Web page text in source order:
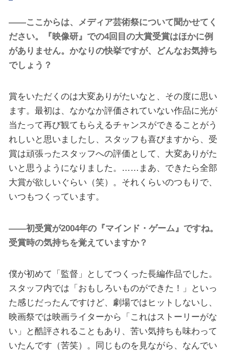
――ここからは、メディア芸術祭について聞かせてく
ださい。『映像研』での4回目の大賞受賞はほかに例
がありません。かなりの快挙ですが、どんなお気持ち
でしょう？
賞をいただくのは大変ありがたいなと、その度に思い
ます。最初は、なかなか評価されていない作品に光が
当たって再び観てもらえるチャンスができることがう
れしいと思いましたし、スタッフも喜びますから、受
賞は頑張ったスタッフへの評価として、大変ありがた
いと思うようになりました。……まあ、できたら全部
大賞が欲しいぐらい（笑）。それくらいのつもりで、
いつもつくっています。
――初受賞が2004年の『マインド・ゲーム』ですね。
受賞時の気持ちを覚えていますか？
僕が初めて「監督」としてつくった長編作品でした。
スタッフ内では「おもしろいものができた！」といっ
た感じだったんですけど、劇場ではヒットしないし、
映画祭では映画ライターから「これはストーリーがな
い」と酷評されることもあり、苦い気持ちも味わって
いたんです（苦笑）。同じものを見ながら、なんでい